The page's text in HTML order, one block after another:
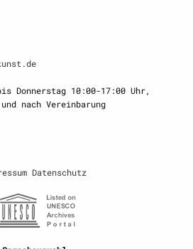
Donnerstag 10:00-17:00 Uhr,
nach Vereinbarung
Datenschutz